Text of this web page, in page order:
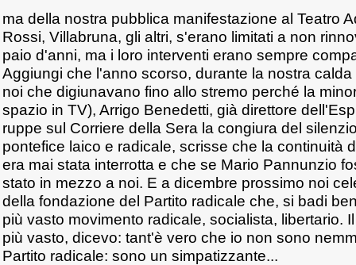
ma della nostra pubblica manifestazione al Teatro
Rossi, Villabruna, gli altri, s'erano limitati a non
paio d'anni, ma i loro interventi erano sempre
Aggiungi che l'anno scorso, durante la nostra
noi che digiunavano fino allo stremo perché la
spazio in TV), Arrigo Benedetti, già direttore
ruppe sul Corriere della Sera la congiura del
pontefice laico e radicale, scrisse che la continuità
era mai stata interrotta e che se Mario Pannunzio
stato in mezzo a noi. E a dicembre prossimo noi
della fondazione del Partito radicale che, si badi
più vasto movimento radicale, socialista, libertario.
più vasto, dicevo: tant'è vero che io non sono
Partito radicale: sono un simpatizzante...